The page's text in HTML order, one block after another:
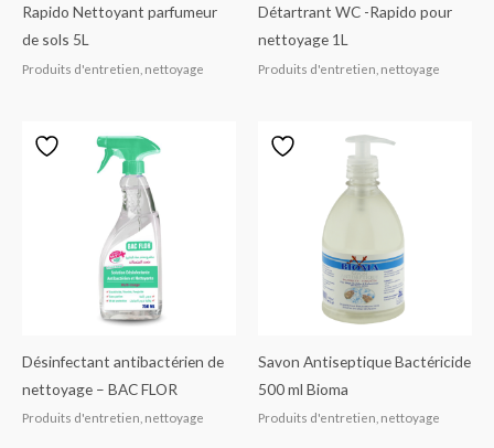
Rapido Nettoyant parfumeur
de sols 5L
Produits d'entretien, nettoyage
Détartrant WC -Rapido pour
nettoyage 1L
Produits d'entretien, nettoyage
Désinfectant antibactérien de
nettoyage – BAC FLOR
Produits d'entretien, nettoyage
Savon Antiseptique Bactéricide
500 ml Bioma
Produits d'entretien, nettoyage